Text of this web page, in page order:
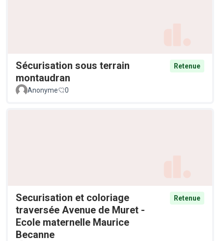
Sécurisation sous terrain
montaudran
Retenue
Anonyme 0
Securisation et coloriage
traversée Avenue de Muret -
Ecole maternelle Maurice
Becanne
Retenue